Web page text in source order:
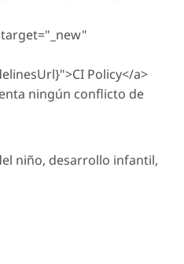
Policy</a>
ningún conflicto de
niño, desarrollo infantil,